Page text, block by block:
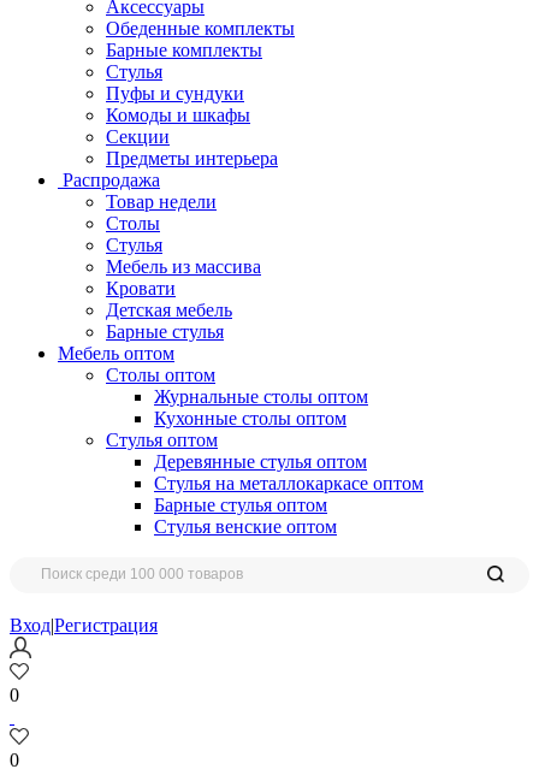
Аксессуары
Обеденные комплекты
Барные комплекты
Стулья
Пуфы и сундуки
Комоды и шкафы
Секции
Предметы интерьера
Распродажа
Товар недели
Столы
Стулья
Мебель из массива
Кровати
Детская мебель
Барные стулья
Мебель оптом
Столы оптом
Журнальные столы оптом
Кухонные столы оптом
Стулья оптом
Деревянные стулья оптом
Стулья на металлокаркасе оптом
Барные стулья оптом
Стулья венские оптом
Вход|Регистрация
0
0